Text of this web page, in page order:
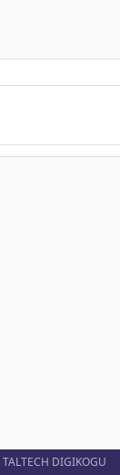
TALTECH DIGIKOGU